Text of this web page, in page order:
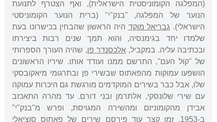
(המפלגה הקומוניסטית הישראלית), ואף הצטרף לתנועת
הנוער של המפלגה, "בנק"י" (ברית הנוער הקומוניסטי
הישראלי). גבריאל מוקד היה הראשון שהבחין בכישרונו בעת
שלמדו יחד בגימנסיה, והוא תמך שנים רבות ביצירתו
ובכתיבה עליה. במקביל, אלכסנדר פן, שהיה העורך הספרותי
של "קול העם", התרשם ממנו ועודד אותו. שיריו הראשונים
הושפעו עמוקות מהפאתוס שבשירי פן ובתרגומי מיאקובסקי
שלו, אבל כבר בשירים המוקדמים מורגשת גם היכרות עמוקה
עם שירי שלונסקי, אלתרמן ובני דורם. עד מהרה התאכזב
אבידן מהקומוניזם ומהשירה המגויסת, ופרש מ"בנק"י"
ב-1953. זמן קצר עוד פירסם שירים של פאתוס סוציאלי